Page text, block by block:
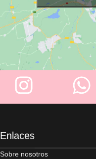
y un uso profesional diario.
Enlaces
Sobre nosotros